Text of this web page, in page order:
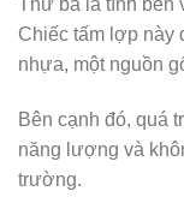
Thứ ba là tính bền
Chiếc tấm lợp này
nhựa, một nguồn
Bên cạnh đó, quá
năng lượng và
trường.